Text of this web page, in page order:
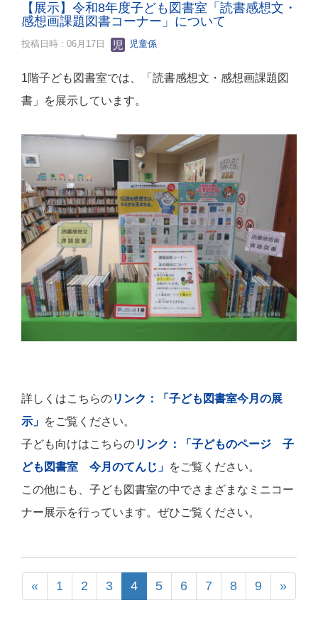
【展示】令和8年度子ども図書室「読書感想文・
感想画課題図書コーナー」について
投稿日時 : 06月17日 児童係
1階子ども図書室では、「読書感想文・感想画課題図
書」を展示しています。
詳しくはこちらのリンク：「子ども図書室今月の展
示」 をご覧ください。
子ども向けはこちらのリンク：「子どものページ 子
ども図書室 今月のてんじ」 をご覧ください。
この他にも、子ども図書室の中でさまざまなミニコー
ナー展示を行っています。ぜひご覧ください。
« 1 2 3 4 5 6 7 8 9 »